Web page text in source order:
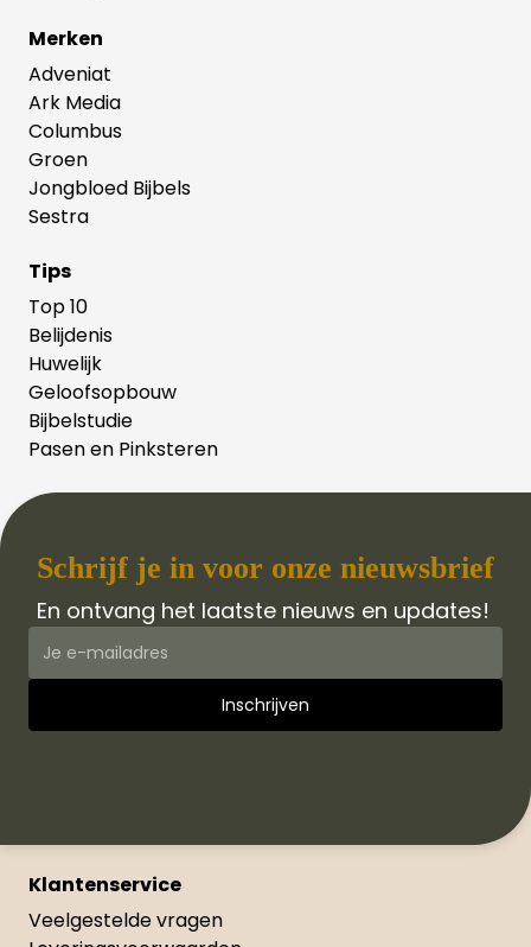
Merken
Adveniat
Ark Media
Columbus
Groen
Jongbloed Bijbels
Sestra
Tips
Top 10
Belijdenis
Huwelijk
Geloofsopbouw
Bijbelstudie
Pasen en Pinksteren
Schrijf je in voor onze nieuwsbrief
En ontvang het laatste nieuws en updates!
Klantenservice
Veelgestelde vragen